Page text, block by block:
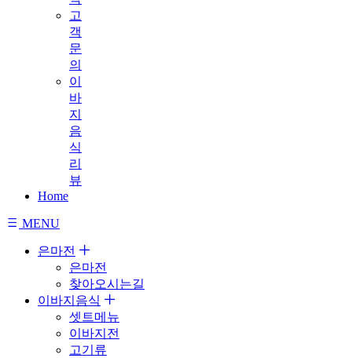
고
객
문
의
이
바
지
음
식
리
뷰
Home
MENU
은마전
은마전
찾아오시는길
이바지음식
셋트메뉴
이바지전
고기류